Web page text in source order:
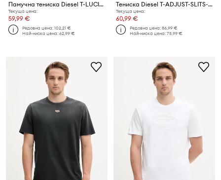
Памучна тениска Diesel T-LUCIEN-IHBI
Текуща цена:
59,99 €
Редовна цена:102,21 €
Най-ниска цена:62,99 €
Тениска Diesel T-ADJUST-SLITS-R17 T-SHIRT
Текуща цена:
60,99 €
Редовна цена:86,99 €
Най-ниска цена:75,99 €